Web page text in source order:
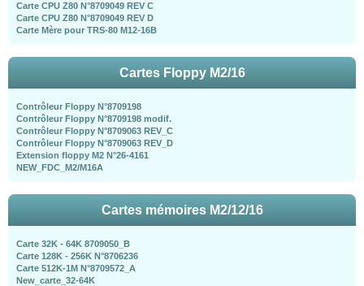
Carte CPU Z80 N°8709049 REV C
Carte CPU Z80 N°8709049 REV D
Carte Mère pour TRS-80 M12-16B
Cartes Floppy M2/16
Contrôleur Floppy N°8709198
Contrôleur Floppy N°8709198 modif.
Contrôleur Floppy N°8709063 REV_C
Contrôleur Floppy N°8709063 REV_D
Extension floppy M2 N°26-4161
NEW_FDC_M2/M16A
Cartes mémoires M2/12/16
Carte 32K - 64K 8709050_B
Carte 128K - 256K N°8706236
Carte 512K-1M N°8709572_A
New_carte_32-64K